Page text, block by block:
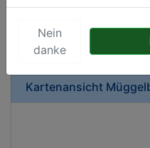
Kartenansicht
Nein
danke